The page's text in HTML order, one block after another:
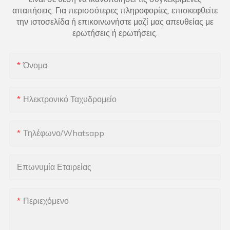
απαιτήσεις. Για περισσότερες πληροφορίες, επισκεφθείτε
την ιστοσελίδα ή επικοινωνήστε μαζί μας απευθείας με
ερωτήσεις ή ερωτήσεις.
Όνομα
Ηλεκτρονικό Ταχυδρομείο
Τηλέφωνο/Whatsapp
Επωνυμία Εταιρείας
Περιεχόμενο